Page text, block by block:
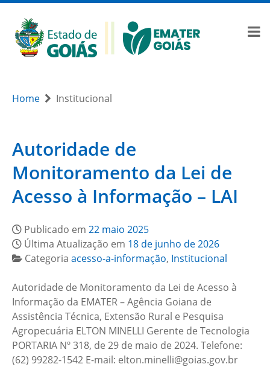
Home Institucional
Autoridade de
Monitoramento da Lei de
Acesso à Informação – LAI
Publicado em 22 maio 2025
Última Atualização em 18 de junho de 2026
Categoria acesso-a-informação, Institucional
Autoridade de Monitoramento da Lei de Acesso à
Informação da EMATER – Agência Goiana de
Assistência Técnica, Extensão Rural e Pesquisa
Agropecuária ELTON MINELLI Gerente de Tecnologia
PORTARIA Nº 318, de 29 de maio de 2024. Telefone:
(62) 99282-1542 E-mail: elton.minelli@goias.gov.br